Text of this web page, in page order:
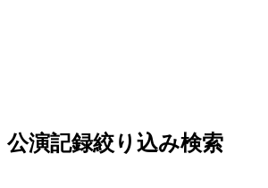
公演記録絞り込み検索